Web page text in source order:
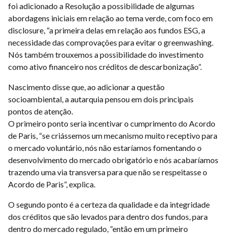
foi adicionado a Resolução a possibilidade de algumas
abordagens iniciais em relação ao tema verde, com foco em
disclosure, “a primeira delas em relação aos fundos ESG, a
necessidade das comprovações para evitar o greenwashing.
Nós também trouxemos a possibilidade do investimento
como ativo financeiro nos créditos de descarbonização”.
Nascimento disse que, ao adicionar a questão
socioambiental, a autarquia pensou em dois principais
pontos de atenção.
O primeiro ponto seria incentivar o cumprimento do Acordo
de Paris, “se criássemos um mecanismo muito receptivo para
o mercado voluntário, nós não estaríamos fomentando o
desenvolvimento do mercado obrigatório e nós acabaríamos
trazendo uma via transversa para que não se respeitasse o
Acordo de Paris”, explica.
O segundo ponto é a certeza da qualidade e da integridade
dos créditos que são levados para dentro dos fundos, para
dentro do mercado regulado, “então em um primeiro